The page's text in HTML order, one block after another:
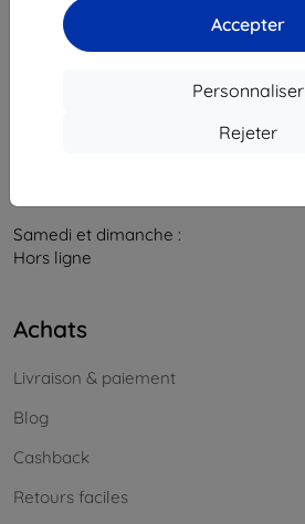
Accepter
Personnaliser
Rejeter
Contacts
Samedi et dimanche :
Hors ligne
Achats
Livraison & paiement
Blog
Cashback
Retours faciles